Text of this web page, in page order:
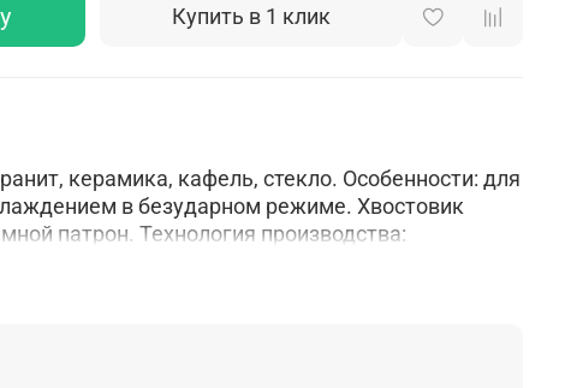
Купить в 1 клик
керамика, кафель, стекло. Особенности: для
в безударном режиме. Хвостовик
патрон. Технология производства: